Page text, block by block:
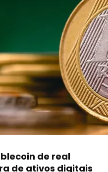
de real
de ativos digitais